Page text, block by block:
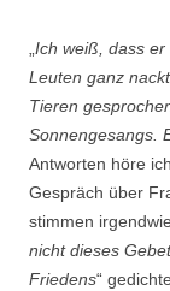
„Ich weiß, dass er
Leuten ganz
Tieren
Sonnengesangs.
Antworten höre
Gespräch über
stimmen
nicht dieses
Friedens“